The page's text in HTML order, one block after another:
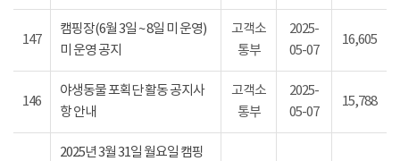
147
캠핑장(6월 3일 ~ 8일 미 운영)
미 운영 공지
고객소
통부
2025-
05-07
16,605
146
야생동물 포획단 활동 공지사
항 안내
고객소
통부
2025-
05-07
15,788
2025년 3월 31일 월요일 캠핑